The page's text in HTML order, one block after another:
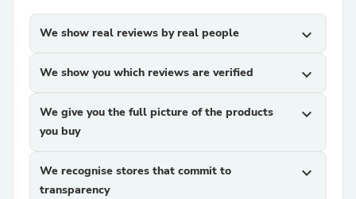
We show real reviews by real people expand_more
We show you which reviews are verified expand_more
We give you the full picture of the products
you buy
expand_more
We recognise stores that commit to
transparency
expand_more